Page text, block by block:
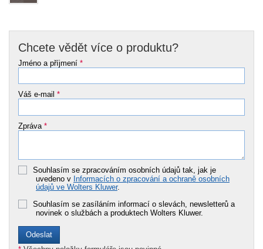
Chcete vědět více o produktu?
Jméno a příjmení *
Váš e-mail *
Zpráva *
Souhlasím se zpracováním osobních údajů tak, jak je
uvedeno v Informacích o zpracování a ochraně osobních
údajů ve Wolters Kluwer.
Souhlasím se zasíláním informací o slevách, newsletterů a
novinek o službách a produktech Wolters Kluwer.